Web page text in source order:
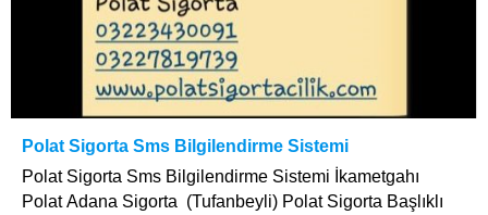
Polat Sigorta Sms Bilgilendirme Sistemi
Polat Sigorta Sms Bilgilendirme Sistemi İkametgahı
Polat Adana Sigorta (Tufanbeyli) Polat Sigorta Başlıklı